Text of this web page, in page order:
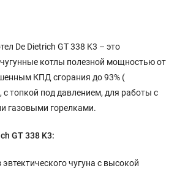
De Dietrich GT 338 K3 – это
котлы полезной мощностью от
КПД сгорания до 93% (
с топкой под давлением, для работы с
газовыми горелками.
GT 338 K3:
чугуна с высокой